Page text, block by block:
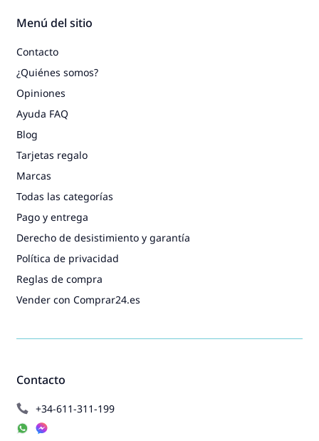
Contacto
+34-611-311-199
Menú del sitio
Contacto
¿Quiénes somos?
Opiniones
Ayuda FAQ
Blog
Tarjetas regalo
Marcas
Todas las categorías
Pago y entrega
Derecho de desistimiento y garantía
Política de privacidad
Reglas de compra
Vender con Comprar24.es